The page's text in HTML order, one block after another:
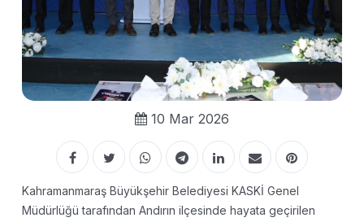
10 Mar 2026
Kahramanmaraş Büyükşehir Belediyesi KASKİ Genel
Müdürlüğü tarafından Andırın ilçesinde hayata geçirilen